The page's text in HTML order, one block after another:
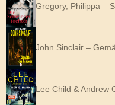
Gregory, Philippa –
John Sinclair –
Lee Child & Andrew